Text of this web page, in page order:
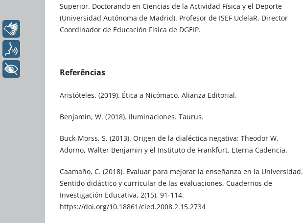
Superior. Doctorando en Ciencias de la Actividad Física y el Deporte
(Universidad Autónoma de Madrid). Profesor de ISEF UdelaR. Director
Coordinador de Educación Física de DGEIP.
Referências
Aristóteles. (2019). Ética a Nicómaco. Alianza Editorial.
Benjamin, W. (2018). Iluminaciones. Taurus.
Buck-Morss, S. (2013). Origen de la dialéctica negativa: Theodor W.
Adorno, Walter Benjamin y el Instituto de Frankfurt. Eterna Cadencia.
Caamaño, C. (2018). Evaluar para mejorar la enseñanza en la Universidad.
Sentido didáctico y curricular de las evaluaciones. Cuadernos de
Investigación Educativa, 2(15), 91-114.
https://doi.org/10.18861/cied.2008.2.15.2734
+ Acessibilidade